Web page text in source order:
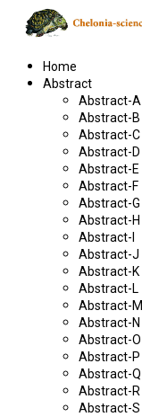
Home
Abstract
Abstract-A
Abstract-B
Abstract-C
Abstract-D
Abstract-E
Abstract-F
Abstract-G
Abstract-H
Abstract-I
Abstract-J
Abstract-K
Abstract-L
Abstract-M
Abstract-N
Abstract-O
Abstract-P
Abstract-Q
Abstract-R
Abstract-S